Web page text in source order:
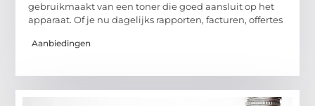
gebruikmaakt van een toner die goed aansluit op het
apparaat. Of je nu dagelijks rapporten, facturen, offertes
Aanbiedingen